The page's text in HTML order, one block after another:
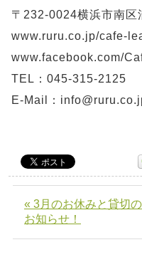
〒232-0024横浜市南区
www.ruru.co.jp/cafe-
www.facebook.com/
TEL：045-315-2125
E-Mail：
« 3月のお休みと貸切の
お知らせ！